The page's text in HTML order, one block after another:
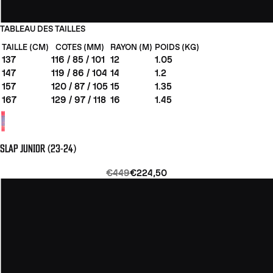
TABLEAU DES TAILLES
TAILLE (CM)
COTES (MM) RAYON (M) POIDS (KG)
137 116 / 85 / 101 12
1.05
147
119 / 86 / 104 14
1.2
157
120 / 87 / 105 15
1.35
167
129 / 97 / 118 16 1.45
SLAP JUNIOR (23-24)
€449€224,50